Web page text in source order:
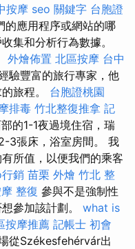
按摩 seo 關鍵字 台胞證
的應用程序或網站的哪
集和分析行為數據。
外燴佈置 北區按摩 台中
驗豐富的旅行專家，他
旅程。 台胞證桃園
排毒 竹北整復推拿 記
的1-1夜過境住宿，瑞
3張床，浴室房間。 我
所值，以便我們的乘客
銷 苗栗 外燴 竹北 整
整復 參與不是強制性
參加該計劃。 what is
按摩推薦 記帳士 初會
從Székesfehérvár出